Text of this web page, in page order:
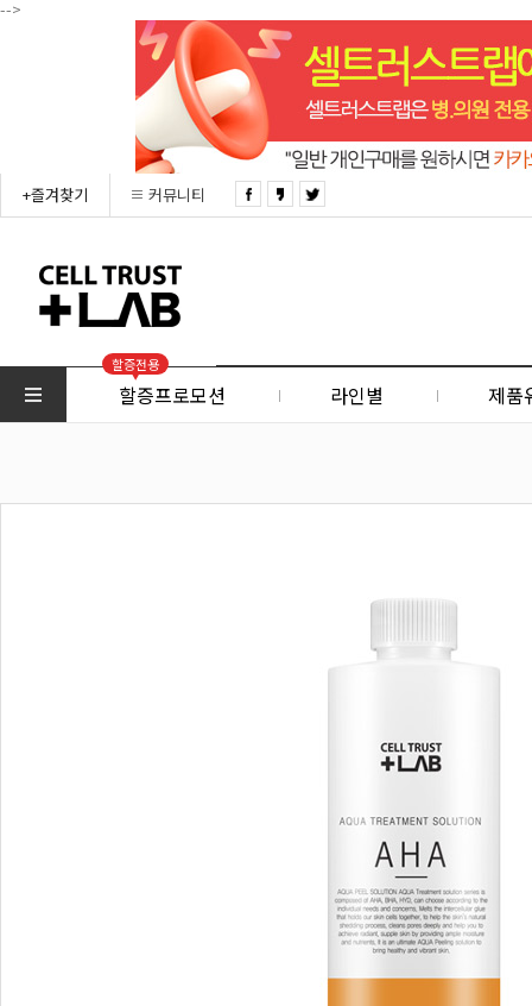
-->
+즐겨찾기 커뮤니티
할증전용
할증프로모션 라인별 제품